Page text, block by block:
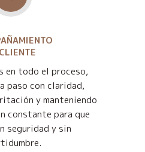
en todo el proceso,
paso con claridad,
y manteniendo
constante para que
seguridad y sin